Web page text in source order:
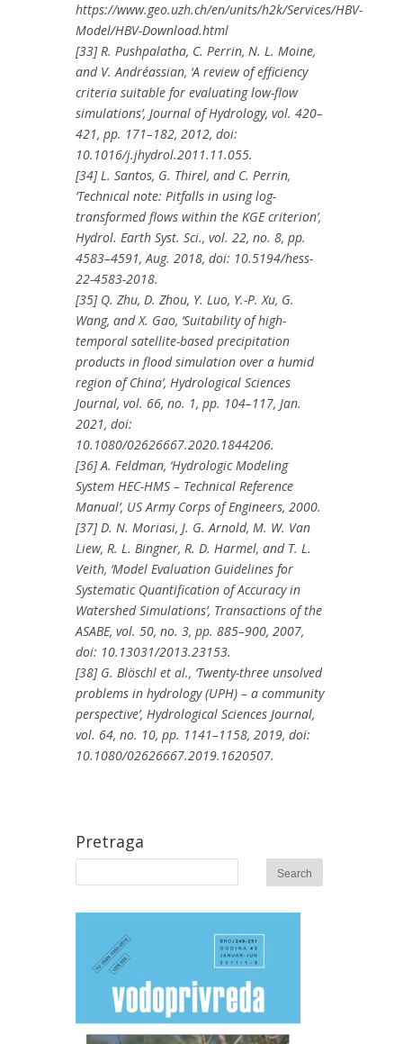
https://www.geo.uzh.ch/en/units/h2k/Services/HBV-
Model/HBV-Download.html
[33] R. Pushpalatha, C. Perrin, N. L. Moine,
and V. Andréassian, ‘A review of efficiency
criteria suitable for evaluating low-flow
simulations’, Journal of Hydrology, vol. 420–
421, pp. 171–182, 2012, doi:
10.1016/j.jhydrol.2011.11.055.
[34] L. Santos, G. Thirel, and C. Perrin,
‘Technical note: Pitfalls in using log-
transformed flows within the KGE criterion’,
Hydrol. Earth Syst. Sci., vol. 22, no. 8, pp.
4583–4591, Aug. 2018, doi: 10.5194/hess-
22-4583-2018.
[35] Q. Zhu, D. Zhou, Y. Luo, Y.-P. Xu, G.
Wang, and X. Gao, ‘Suitability of high-
temporal satellite-based precipitation
products in flood simulation over a humid
region of China’, Hydrological Sciences
Journal, vol. 66, no. 1, pp. 104–117, Jan.
2021, doi:
10.1080/02626667.2020.1844206.
[36] A. Feldman, ‘Hydrologic Modeling
System HEC-HMS – Technical Reference
Manual’, US Army Corps of Engineers, 2000.
[37] D. N. Moriasi, J. G. Arnold, M. W. Van
Liew, R. L. Bingner, R. D. Harmel, and T. L.
Veith, ‘Model Evaluation Guidelines for
Systematic Quantification of Accuracy in
Watershed Simulations’, Transactions of the
ASABE, vol. 50, no. 3, pp. 885–900, 2007,
doi: 10.13031/2013.23153.
[38] G. Blöschl et al., ‘Twenty-three unsolved
problems in hydrology (UPH) – a community
perspective’, Hydrological Sciences Journal,
vol. 64, no. 10, pp. 1141–1158, 2019, doi:
10.1080/02626667.2019.1620507.
Pretraga